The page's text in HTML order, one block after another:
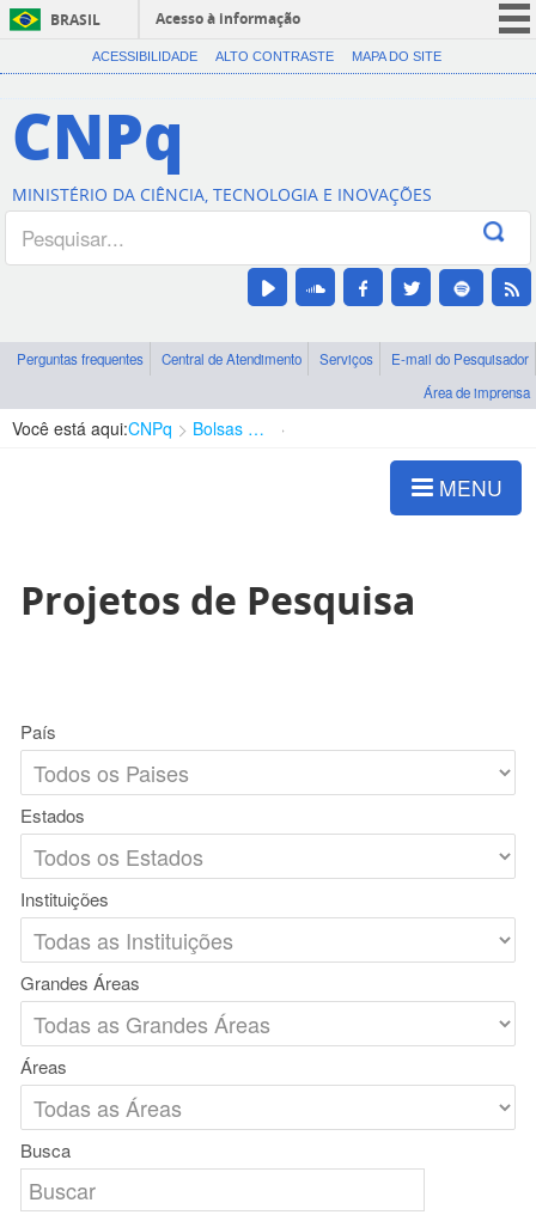
BRASIL
Acesso à informação
CORONAVÍRUS (COVID-19)
Canais
ACESSIBILIDADE ALTO CONTRASTE MAPA DO SITE
CNPq
MINISTÉRIO DA CIÊNCIA, TECNOLOGIA E INOVAÇÕES
Perguntas frequentes Central de Atendimento Serviços
E-mail do Pesquisador
Área de imprensa
Você está aqui:CNPq Bolsas e Auxílios Vigentes
MENU
Projetos de Pesquisa
País
Estados
Instituições
Grandes Áreas
Áreas
Busca